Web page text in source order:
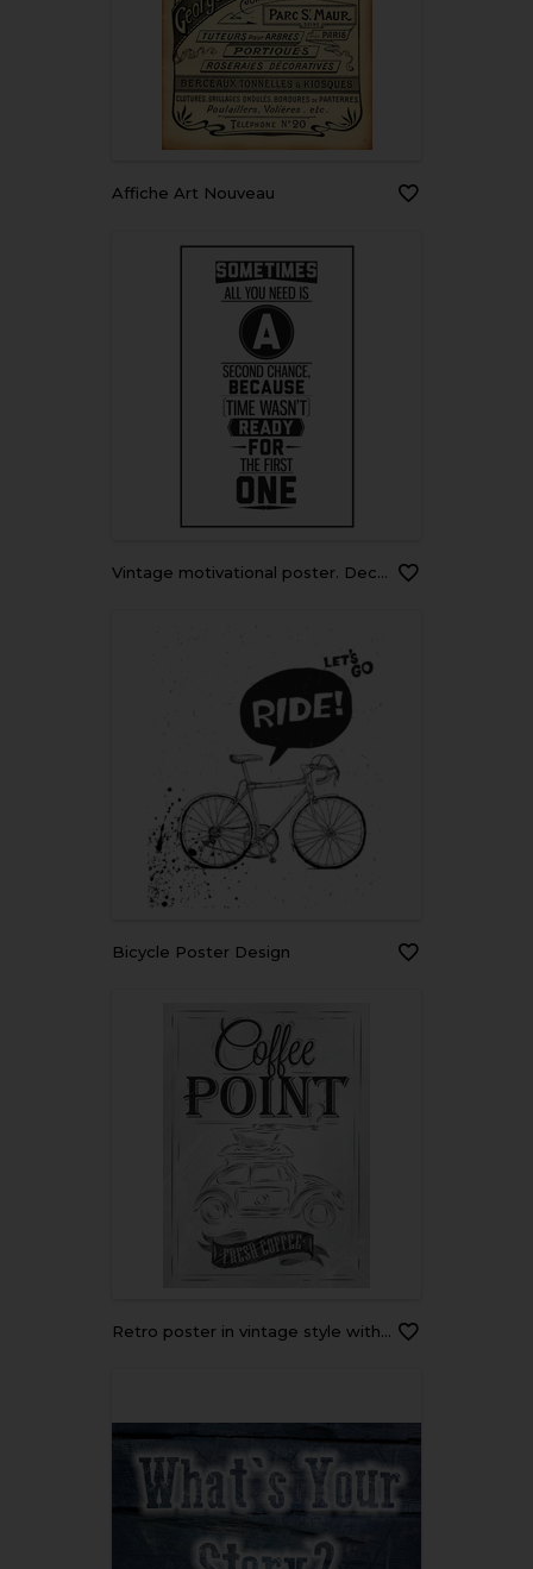
Affiche Art Nouveau
Vintage motivational poster. Decoration in interior
Bicycle Poster Design
Retro poster in vintage style with toy car. Drawing coal.